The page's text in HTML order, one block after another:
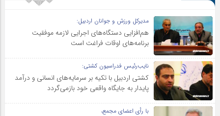
مدیرکل ورزش و جوانان اردبیل:
هم‌افزایی دستگاه‌های اجرایی لازمه موفقیت
برنامه‌های اوقات فراغت است
نایب‌رئیس فدراسیون کشتی:
کشتی اردبیل با تکیه بر سرمایه‌های انسانی و درآمد
پایدار به جایگاه واقعی خود بازمی‌گردد
با رأی اعضای مجمع،